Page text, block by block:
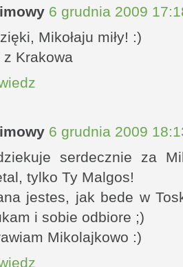
6 grudnia 2009
Mikołaju miły! :)
z Krakowa
6 grudnia 2009
serdecznie za
tylko Ty Malgos!
jestes, jak bede w
i sobie odbiore ;)
Mikolajkowo :)